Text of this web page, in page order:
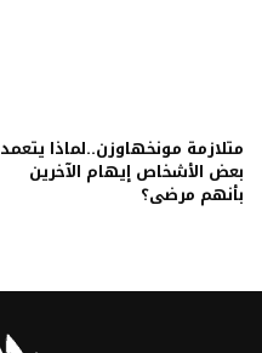
متلازمة مونخهاوزن..لماذا يتعمد
بعض الأشخاص إيهام الآخرين
بأنهم مرضى؟